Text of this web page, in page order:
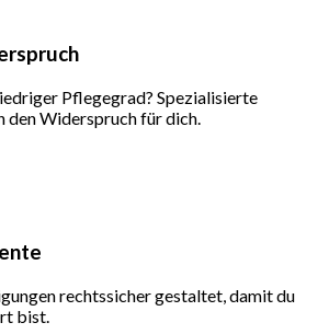
Pflegegrad? Spezialisierte
den Widerspruch für dich.
rechtssicher gestaltet, damit du
bist.